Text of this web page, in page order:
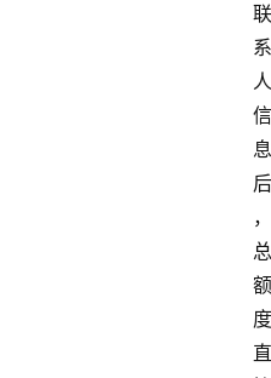
联
系
人
信
息
后
，
总
额
度
直